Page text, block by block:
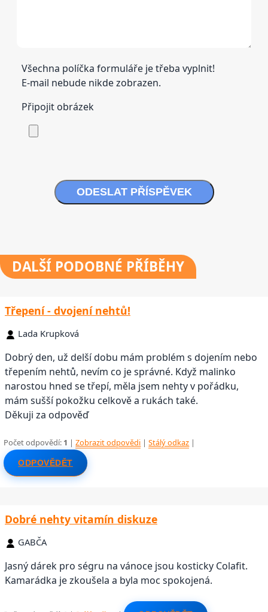
Všechna políčka formuláře je třeba vyplnit!
E-mail nebude nikde zobrazen.
Připojit obrázek
ODESLAT PŘÍSPĚVEK
DALŠÍ PODOBNÉ PŘÍBĚHY
Třepení - dvojení nehtů!
Lada Krupková
Dobrý den, už delší dobu mám problém s dojením nebo
třepením nehtů, nevím co je správné. Když malinko
narostou hned se třepí, měla jsem nehty v pořádku,
mám sušší pokožku celkově a rukách také.
Děkuji za odpověď
Počet odpovědí: 1 |Zobrazit odpovědi |Stálý odkaz |
ODPOVĚDĚT
Dobré nehty vitamín diskuze
GABČA
Jasný dárek pro ségru na vánoce jsou kosticky Colafit.
Kamarádka je zkoušela a byla moc spokojená.